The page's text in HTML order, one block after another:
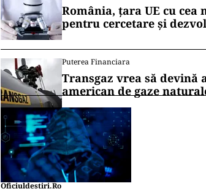
România, țara UE cu
pentru cercetare și
Puterea Financiara
Transgaz vrea să
american de gaze
Oficiuldestiri.ro